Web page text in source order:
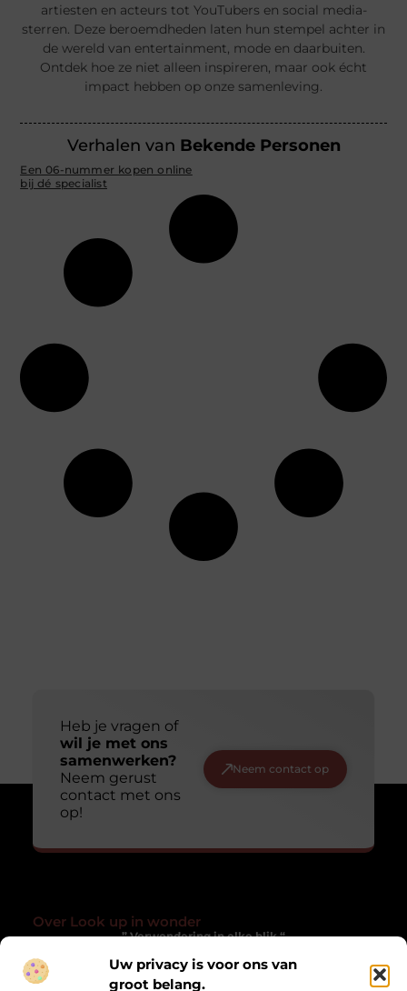
Uw privacy is voor ons van
groot belang.
artiesten en acteurs tot YouTubers en social media-
sterren. Deze beroemdheden laten hun stempel achter in
de wereld van entertainment, mode en daarbuiten.
Ontdek hoe ze niet alleen inspireren, maar ook écht
impact hebben op onze samenleving.
Verhalen van Bekende Personen
Een 06-nummer kopen online
bij dé specialist
Heb je vragen of
wil je met ons
samenwerken?
Neem gerust
contact met ons
op!
Neem contact op
Over Look up in wonder
” Verwondering in elke blik “
Lookupinwonder.nl laat je anders kijken naar het gewone. Een
verzameling blogs die inspireren, verwonderen en het